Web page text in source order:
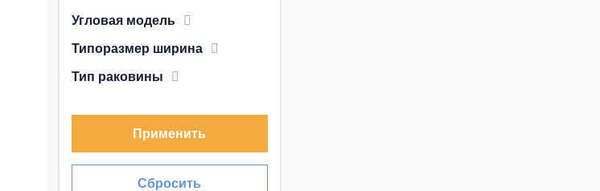
Угловая модель
Типоразмер ширина
Тип раковины
Применить
Сбросить